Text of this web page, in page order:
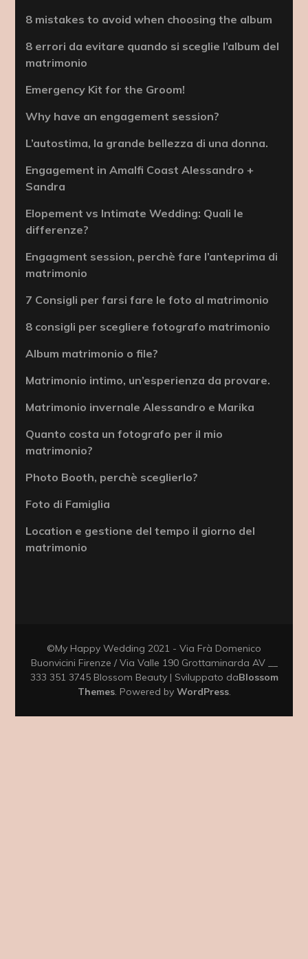
8 mistakes to avoid when choosing the album
8 errori da evitare quando si sceglie l’album del
matrimonio
Emergency Kit for the Groom!
Why have an engagement session?
L’autostima, la grande bellezza di una donna.
Engagement in Amalfi Coast Alessandro +
Sandra
Elopement vs Intimate Wedding: Quali le
differenze?
Engagment session, perchè fare l’anteprima di
matrimonio
7 Consigli per farsi fare le foto al matrimonio
8 consigli per scegliere fotografo matrimonio
Album matrimonio o file?
Matrimonio intimo, un’esperienza da provare.
Matrimonio invernale Alessandro e Marika
Quanto costa un fotografo per il mio
matrimonio?
Photo Booth, perchè sceglierlo?
Foto di Famiglia
Location e gestione del tempo il giorno del
matrimonio
©My Happy Wedding 2021 - Via Frà Domenico
Buonvicini Firenze / Via Valle 190 Grottaminarda AV __
333 351 3745 Blossom Beauty | Sviluppato daBlossom
Themes. Powered by WordPress.